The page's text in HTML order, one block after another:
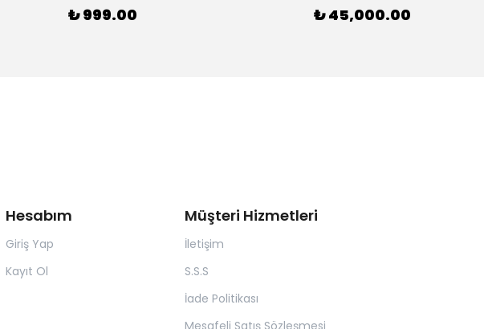
₺ 999.00 ₺ 45,000.00
Hesabım
Giriş Yap
Kayıt Ol
Müşteri Hizmetleri
İletişim
S.S.S
İade Politikası